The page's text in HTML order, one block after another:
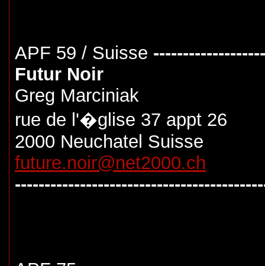
APF 59 / Suisse
Futur Noir
Greg Marciniak
rue de l'�glise 37 appt 26
2000 Neuchatel Suisse
future.noir@net2000.ch